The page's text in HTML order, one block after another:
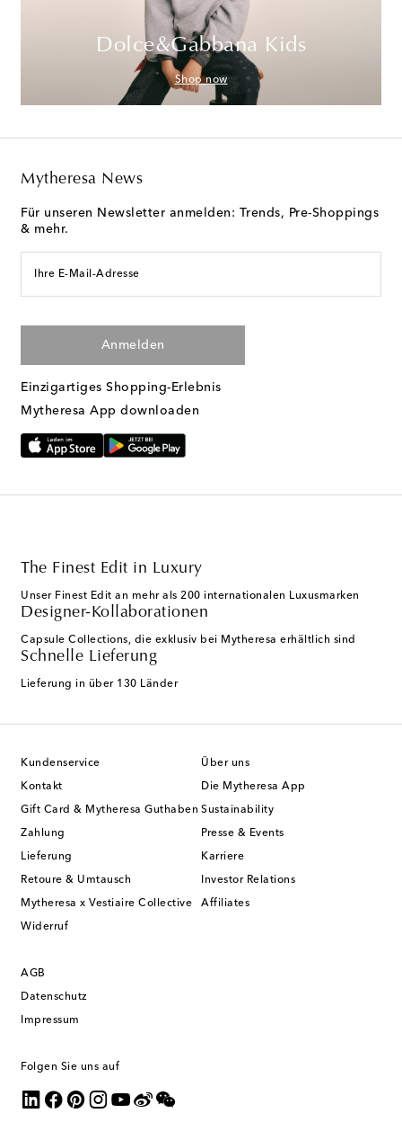
Dolce&Gabbana Kids
Shop now
Mytheresa News
Für unseren Newsletter anmelden: Trends, Pre-Shoppings
& mehr.
Ihre E-Mail-Adresse
Anmelden
Einzigartiges Shopping-Erlebnis
Mytheresa App downloaden
The Finest Edit in Luxury
Unser Finest Edit an mehr als 200 internationalen Luxusmarken
Designer-Kollaborationen
Capsule Collections, die exklusiv bei Mytheresa erhältlich sind
Schnelle Lieferung
Lieferung in über 130 Länder
Kundenservice
Kontakt
Gift Card & Mytheresa Guthaben
Zahlung
Lieferung
Retoure & Umtausch
Mytheresa x Vestiaire Collective
Widerruf
Über uns
Die Mytheresa App
Sustainability
Presse & Events
Karriere
Investor Relations
Affiliates
AGB
Datenschutz
Impressum
Folgen Sie uns auf